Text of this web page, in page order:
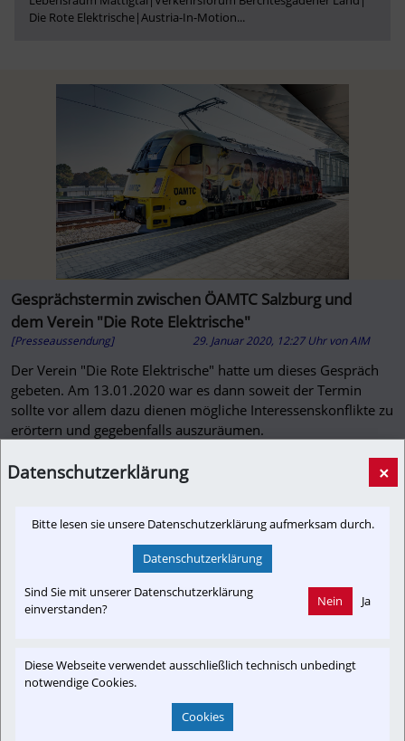
Die Rote Elektrische|Austria-In-Motion...
Gesprächstermin zwischen ÖAMTC Salzburg und
dem Verein "Die Rote Elektrische"
[Presseaussendung] 29. Januar 2020, 12:27 Uhr vonAIM
Der Verein "Die Rote Elektrische" hatte um dieses Gespräch
gebeten. Am 13.01.2020 war es dann soweit der Termin
sollte vor allem dazu dienen mögliche Interessenskonflikte zu
erörtern und gegebenfalls auszuräumen.
Am 13.01.2020 fand der Termin zwischen ÖAMTC Salzburg und dem
Verein "Die Rote Elektrische" statt. Herr Lobensommer und Frau Gurtner
(beide ÖAMTC) stellten gleich zu Beginn des Gesprächs fest, dass der
ÖAMTC eine notwendige Lösung der Verkehrsprobleme im Großraum
Salzburg im Bau der Regional-Stadt-Bahn sieht. Das wurde auch mit dem
Datenschutzerklärung ×
Bitte lesen sie unsere Datenschutzerklärung aufmerksam durch.
Datenschutzerklärung
Sind Sie mit unserer Datenschutzerklärung
einverstanden?
Nein Ja
Diese Webseite verwendet ausschließlich technisch unbedingt
notwendige Cookies.
Cookies